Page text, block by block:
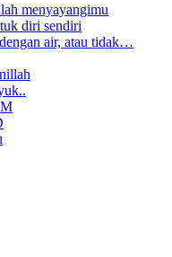
menyayangimu
diri sendiri
air, atau tidak…